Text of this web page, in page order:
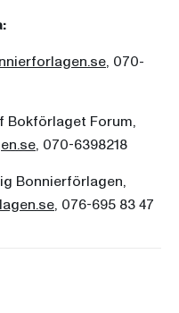
, 070-
Bokförlaget Forum,
, 070-6398218
Bonnierförlagen,
, 076-695 83 47